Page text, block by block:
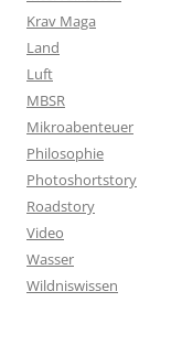
Krav Maga
Land
Luft
MBSR
Mikroabenteuer
Philosophie
Photoshortstory
Roadstory
Video
Wasser
Wildniswissen